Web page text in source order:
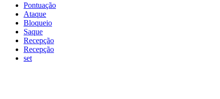
Pontuação
Ataque
Bloqueio
Saque
Recepção
Recepção
set